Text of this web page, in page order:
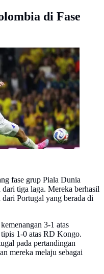
di Fase
Kolombia atas
(Dok. FIFA)
fase grup Piala Dunia
tiga laga. Mereka berhasil
Portugal yang berada di
3-1 atas
1-0 atas RD Kongo.
pada pertandingan
mereka melaju sebagai